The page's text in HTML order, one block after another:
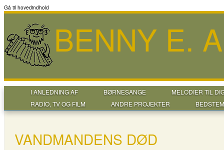
Gå til hovedindhold
BENNY E.
I ANLEDNING AF BØRNESANGE
MELODIER TIL
RADIO, TV OG FILM
ANDRE PROJEKTER
VANDMANDENS DØD